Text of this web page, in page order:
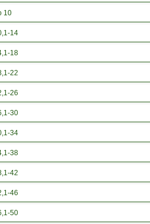
10
14
18
22
26
30
34
38
42
46
50